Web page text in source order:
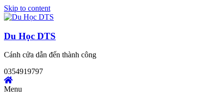
Skip to content
Du Học DTS
Cánh cửa dẫn đến thành công
0354919797
Menu